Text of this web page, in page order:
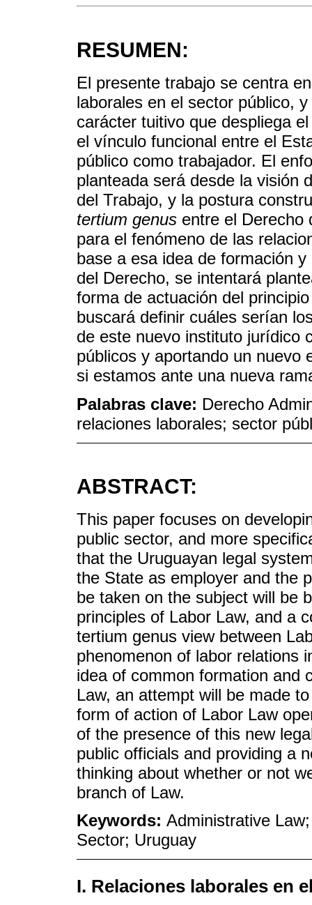
RESUMEN:
El presente trabajo se centra
laborales en el sector público,
carácter tuitivo que despliega
el vínculo funcional entre el
público como trabajador. El
planteada será desde la visión
del Trabajo, y la postura
tertium genus entre el Derecho
para el fenómeno de las
base a esa idea de formación
del Derecho, se intentará
forma de actuación del
buscará definir cuáles serían
de este nuevo instituto jurídico
públicos y aportando un nuevo
si estamos ante una nueva
Palabras clave: Derecho
relaciones laborales; sector
ABSTRACT:
This paper focuses on
public sector, and more
that the Uruguayan legal
the State as employer and the
be taken on the subject will be
principles of Labor Law, and a
tertium genus view between
phenomenon of labor relations
idea of common formation and
Law, an attempt will be made
form of action of Labor Law
of the presence of this new
public officials and providing a
thinking about whether or not
branch of Law.
Keywords: Administrative
Sector; Uruguay
I. Relaciones laborales en